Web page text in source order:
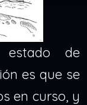
de
es que se
en curso, y